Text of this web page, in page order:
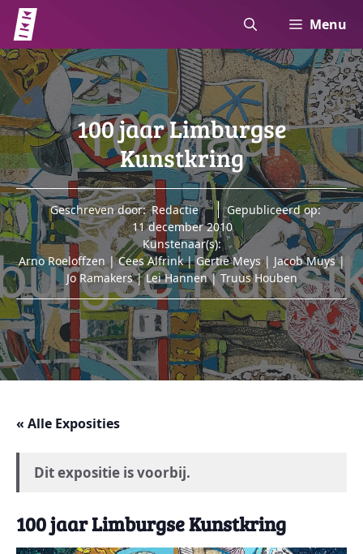
naar
de
inhoud
Menu
100 jaar Limburgse
Kunstkring
Geschreven door: Redactie
Gepubliceerd op:
11 december 2010
Kunstenaar(s):
Arno Roeloffzen|Cees Alfrink|Gertie Meys| Jacob Muys|
Jo Ramakers|Lei Hannen|Truus Houben
« Alle Exposities
Dit expositie is voorbij.
100 jaar Limburgse Kunstkring